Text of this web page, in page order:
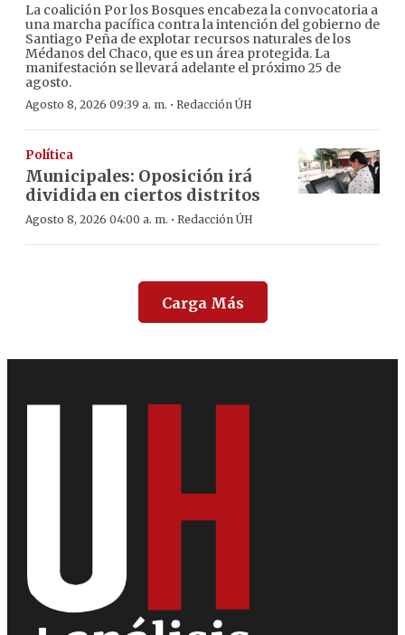
La coalición Por los Bosques encabeza la convocatoria a
una marcha pacífica contra la intención del gobierno de
Santiago Peña de explotar recursos naturales de los
Médanos del Chaco, que es un área protegida. La
manifestación se llevará adelante el próximo 25 de
agosto.
Agosto 8, 2026 09:39 a. m. · Redacción ÚH
Política
Municipales: Oposición irá
dividida en ciertos distritos
Agosto 8, 2026 04:00 a. m. · Redacción ÚH
Carga Más